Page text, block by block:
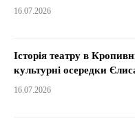
16.07.2026
Історія театру в
культурні осередки
16.07.2026